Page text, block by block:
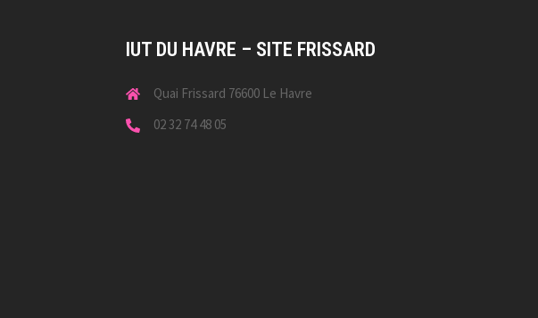
IUT DU HAVRE – SITE FRISSARD
Quai Frissard 76600 Le Havre
02 32 74 48 05